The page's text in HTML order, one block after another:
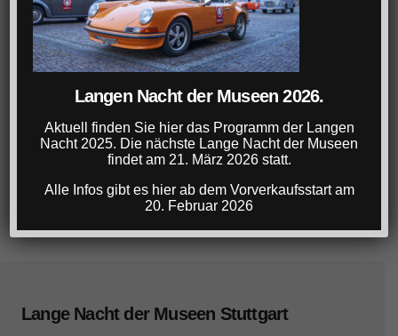
Lange Nacht der Museen Stuttgart
Langen Nacht der Museen 2026.
Aktuell finden Sie hier das Programm der Langen
Nacht 2025. Die nächste Lange Nacht der Museen
findet am 21. März 2026 statt.
Alle Infos gibt es hier ab dem Vorverkaufsstart am
20. Februar 2026